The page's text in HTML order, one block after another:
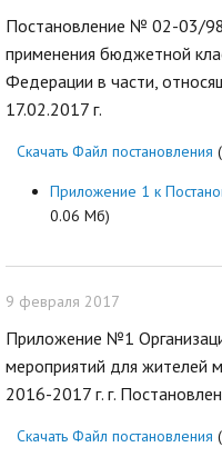
Постановление № 02-03/
применения бюджетной
Федерации в части,
17.02.2017 г.
Скачать Файл постановления
Приложение 1 к
0.06 Мб)
9 февраля 2017
Приложение №1
мероприятий для жителей
2016-2017 г. г.
Скачать Файл постановления